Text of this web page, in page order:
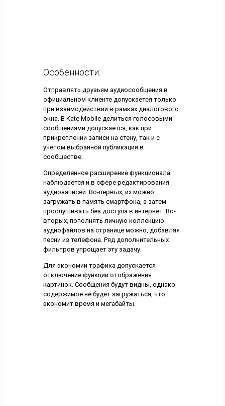
Особенности:
Отправлять друзьям аудиосообщения в
официальном клиенте допускается только
при взаимодействии в рамках диалогового
окна. В Kate Mobile делиться голосовыми
сообщениями допускается, как при
прикреплении записи на стену, так и с
учетом выбранной публикации в
сообществе.
Определенное расширение функционала
наблюдается и в сфере редактирования
аудиозаписей. Во-первых, их можно
загружать в память смартфона, а затем
прослушивать без доступа в интернет. Во-
вторых, пополнять личную коллекцию
аудиофайлов на странице можно, добавляя
песни из телефона. Ряд дополнительных
фильтров упрощает эту задачу.
Для экономии трафика допускается
отключение функции отображения
картинок. Сообщения будут видны, однако
содержимое не будет загружаться, что
экономит время и мегабайты.